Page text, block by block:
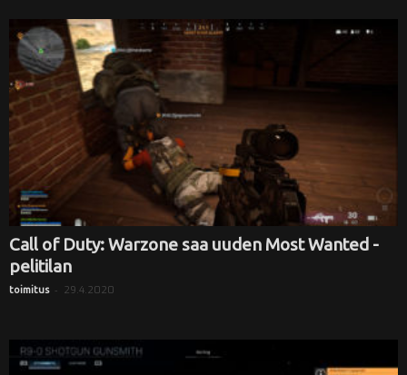
Call of Duty: Warzone saa uuden Most Wanted -
pelitilan
toimitus - 29.4.2020